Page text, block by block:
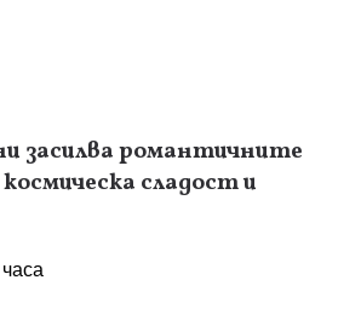
засилва романтичните
сладост и